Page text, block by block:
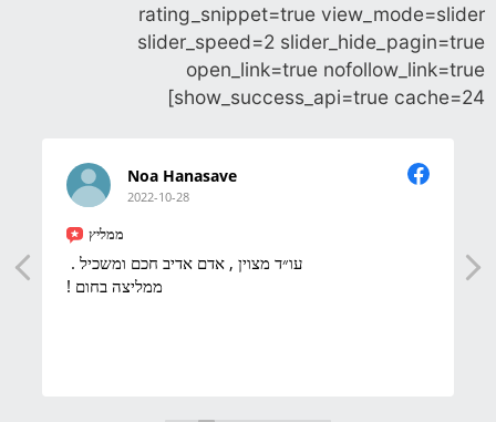
rating_snippet=true view_mode=slider
slider_speed=2 slider_hide_pagin=true
open_link=true nofollow_link=true
show_success_api=true cache=24]
Noa Hanasave
2022-10-28
ממליץ
עו״ד מצוין , אדם אדיב חכם ומשכיל .
ממליצה בחום !